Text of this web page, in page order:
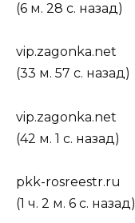
(6 м. 28 с. назад)
vip.zagonka.net
(33 м. 57 с. назад)
vip.zagonka.net
(42 м. 1 с. назад)
pkk-rosreestr.ru
(1 ч. 2 м. 6 с. назад)